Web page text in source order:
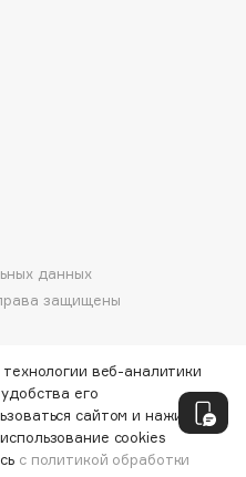
защищены
данных
веб-аналитики
его
сайтом и нажимая
cookies
с политикой обработки